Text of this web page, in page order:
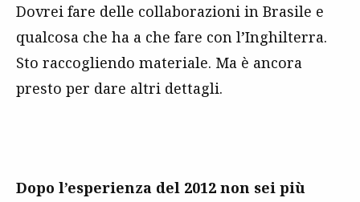
Dovrei fare delle collaborazioni in Brasile e
qualcosa che ha a che fare con l’Inghilterra.
Sto raccogliendo materiale. Ma è ancora
presto per dare altri dettagli.
Dopo l’esperienza del 2012 non sei più